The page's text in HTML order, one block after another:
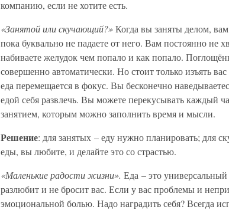
компанию, если не хотите есть.
«Занятой или скучающий?»Когда вы заняты делом,
пока буквально не падаете от него. Вам постоянно не
набиваете желудок чем попало и как попало.
совершенно автоматически. Но стоит только изъять
еда перемещается в фокус. Вы бесконечно
едой себя развлечь. Вы можете перекусывать каждый
занятием, которым можно заполнить время и мысли.
Решение: для занятых – еду нужно планировать; для
еды, вы любите, и делайте это со страстью.
«Маленькие радости жизни». Еда – это
разлюбит и не бросит вас. Если у вас проблемы и
эмоциональной болью. Надо наградить себя? Всегда